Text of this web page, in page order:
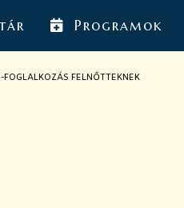
Programok
FELNŐTTEKNEK